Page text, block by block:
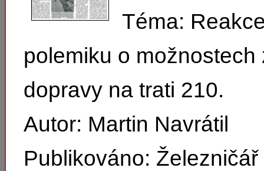
Téma:
polemiku o možnostech
dopravy na trati 210.
Autor: Martin Navrátil
Publikováno: